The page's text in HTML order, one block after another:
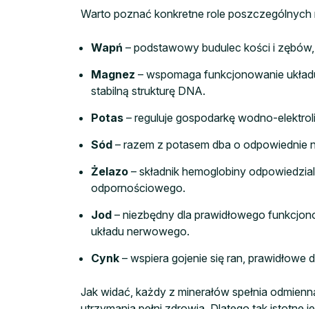
Warto poznać konkretne role poszczególnych
Wapń – podstawowy budulec kości i
Magnez – wspomaga funkcjonowanie
stabilną strukturę DNA.
Potas – reguluje gospodarkę wodno-
Sód – razem z potasem dba o odpowiednie
Żelazo – składnik hemoglobiny
odpornościowego.
Jod – niezbędny dla prawidłowego
układu nerwowego.
Cynk – wspiera gojenie się ran, prawidłowe
Jak widać, każdy z minerałów spełnia